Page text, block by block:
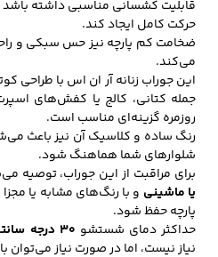
قابلیت کشسانی مناسبی داشته باشد
حرکت کامل ایجاد کند.
ضخامت کم پارچه نیز حس سبکی و
می‌کند.
این جوراب زنانه آر ان اس با طراحی
جمله کتانی، کالج یا کفش‌های
روزمره گزینه‌ای مناسب است.
رنگ ساده و کلاسیک آن نیز باعث
شلوارهای شما هماهنگ شود.
برای مراقبت از این جوراب،
یا ماشینی و با رنگ‌های مشابه یا
پارچه حفظ شود.
حداکثر دمای شستشو ۳۰ درجه سانتی‌گراد
نیاز نیست، اما در صورت نیاز می‌توان